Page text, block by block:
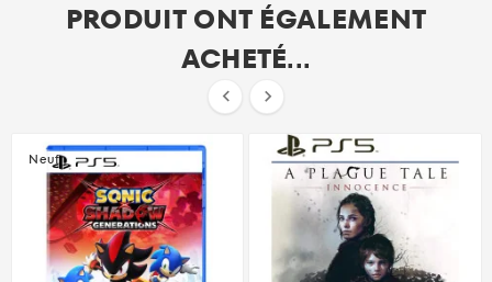
PRODUIT ONT ÉGALEMENT
ACHETÉ...
 
Neuf